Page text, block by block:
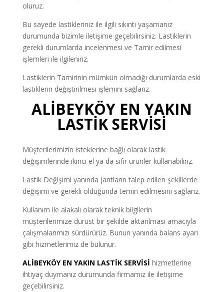
oluruz.
Bu sayede lastikleriniz ile ilgili sıkıntı yaşamanız
durumunda bizimle iletişime geçebilirsiniz. Lastiklerin
gerekli durumlarda incelenmesi ve Tamir edilmesi
işlemleri ile ilgileniriz.
Lastiklerin Tamirinin mümkün olmadığı durumlarda eski
lastiklerin değiştirilmesi işlemini sağlarız.
ALİBEYKÖY EN YAKIN
LASTİK SERVİSİ
Müşterilerimizin isteklerine bağlı olarak lastik
değişimlerinde ikinci el ya da sıfır ürünler kullanabiliriz.
Lastik Değişimi yanında jantların talep edilen şekillerde
değişimi ve gerekli olduğunda temin edilmesini sağlarız.
Kullanım ile alakalı olarak teknik bilgilerin
müşterilerimize dürüst bir şekilde aktarılması amacıyla
çalışmalarımızı sürdürürüz. Bunun yanında balans ayarı
gibi hizmetlerimiz de bulunur.
ALİBEYKÖY EN YAKIN LASTİK SERVİSİ hizmetlerine
ihtiyaç duymanız durumunda firmamız ile iletişime
geçebilirsiniz.